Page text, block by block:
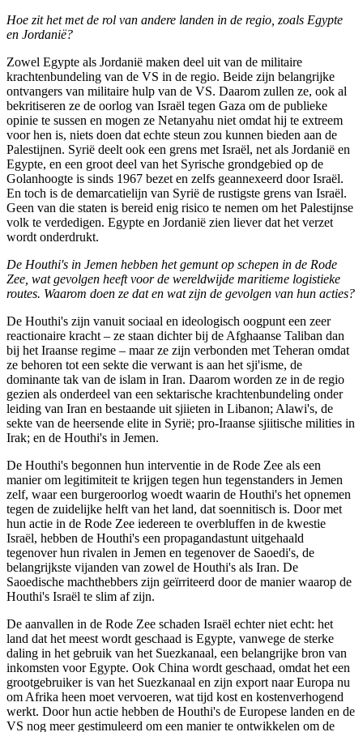
Hoe zit het met de rol van andere landen in de regio, zoals Egypte
en Jordanië?
Zowel Egypte als Jordanië maken deel uit van de militaire
krachtenbundeling van de VS in de regio. Beide zijn belangrijke
ontvangers van militaire hulp van de VS. Daarom zullen ze, ook al
bekritiseren ze de oorlog van Israël tegen Gaza om de publieke
opinie te sussen en mogen ze Netanyahu niet omdat hij te extreem
voor hen is, niets doen dat echte steun zou kunnen bieden aan de
Palestijnen. Syrië deelt ook een grens met Israël, net als Jordanië en
Egypte, en een groot deel van het Syrische grondgebied op de
Golanhoogte is sinds 1967 bezet en zelfs geannexeerd door Israël.
En toch is de demarcatielijn van Syrië de rustigste grens van Israël.
Geen van die staten is bereid enig risico te nemen om het Palestijnse
volk te verdedigen. Egypte en Jordanië zien liever dat het verzet
wordt onderdrukt.
De Houthi's in Jemen hebben het gemunt op schepen in de Rode
Zee, wat gevolgen heeft voor de wereldwijde maritieme logistieke
routes. Waarom doen ze dat en wat zijn de gevolgen van hun acties?
De Houthi's zijn vanuit sociaal en ideologisch oogpunt een zeer
reactionaire kracht – ze staan dichter bij de Afghaanse Taliban dan
bij het Iraanse regime – maar ze zijn verbonden met Teheran omdat
ze behoren tot een sekte die verwant is aan het sji'isme, de
dominante tak van de islam in Iran. Daarom worden ze in de regio
gezien als onderdeel van een sektarische krachtenbundeling onder
leiding van Iran en bestaande uit sjiieten in Libanon; Alawi's, de
sekte van de heersende elite in Syrië; pro-Iraanse sjiitische milities in
Irak; en de Houthi's in Jemen.
De Houthi's begonnen hun interventie in de Rode Zee als een
manier om legitimiteit te krijgen tegen hun tegenstanders in Jemen
zelf, waar een burgeroorlog woedt waarin de Houthi's het opnemen
tegen de zuidelijke helft van het land, dat soennitisch is. Door met
hun actie in de Rode Zee iedereen te overbluffen in de kwestie
Israël, hebben de Houthi's een propagandastunt uitgehaald
tegenover hun rivalen in Jemen en tegenover de Saoedi's, de
belangrijkste vijanden van zowel de Houthi's als Iran. De
Saoedische machthebbers zijn geïrriteerd door de manier waarop de
Houthi's Israël te slim af zijn.
De aanvallen in de Rode Zee schaden Israël echter niet echt: het
land dat het meest wordt geschaad is Egypte, vanwege de sterke
daling in het gebruik van het Suezkanaal, een belangrijke bron van
inkomsten voor Egypte. Ook China wordt geschaad, omdat het een
grootgebruiker is van het Suezkanaal en zijn export naar Europa nu
om Afrika heen moet vervoeren, wat tijd kost en kostenverhogend
werkt. Door hun actie hebben de Houthi's de Europese landen en de
VS nog meer gestimuleerd om een manier te ontwikkelen om de